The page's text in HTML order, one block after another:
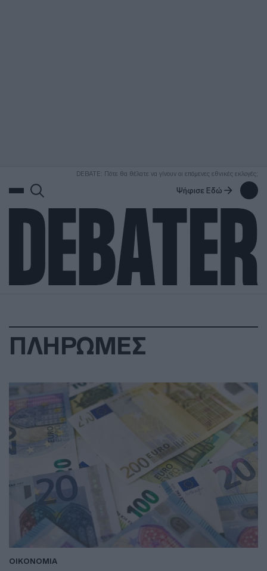
DEBATE: Πότε θα θέλατε να γίνουν οι επόμενες εθνικές εκλογές;
Ψήφισε Εδώ
ΠΛΗΡΩΜΕΣ
ΟΙΚΟΝΟΜΙΑ